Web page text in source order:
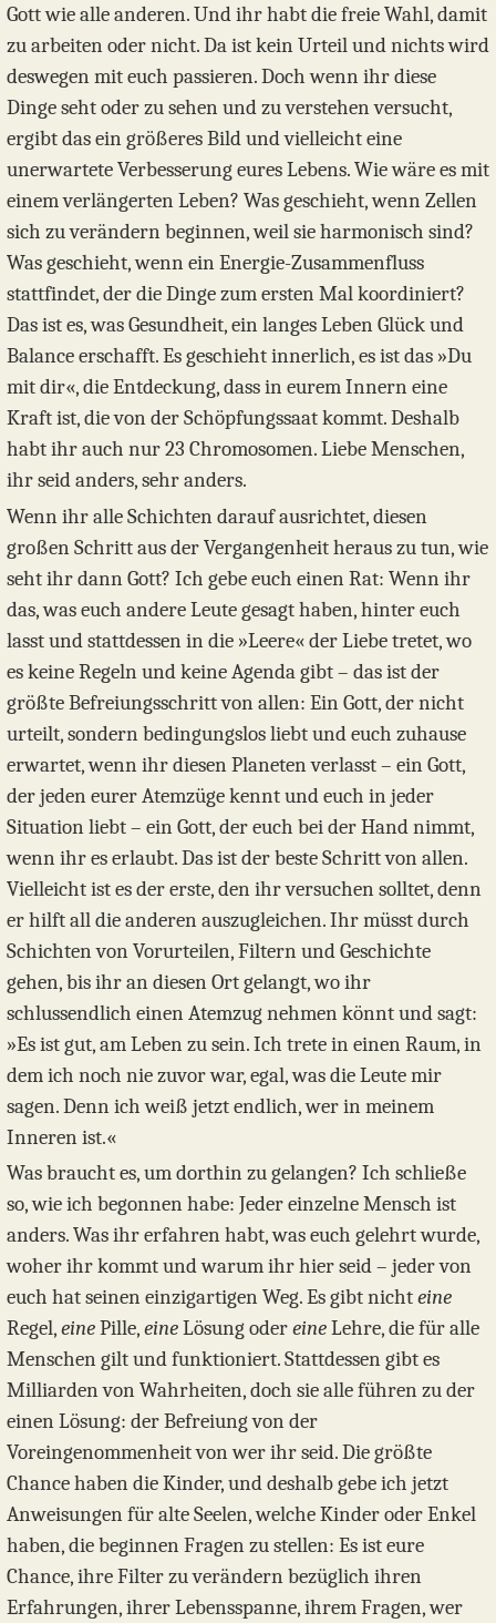
Gott wie alle anderen. Und ihr habt die freie Wahl, damit
zu arbeiten oder nicht. Da ist kein Urteil und nichts wird
deswegen mit euch passieren. Doch wenn ihr diese
Dinge seht oder zu sehen und zu verstehen versucht,
ergibt das ein größeres Bild und vielleicht eine
unerwartete Verbesserung eures Lebens. Wie wäre es mit
einem verlängerten Leben? Was geschieht, wenn Zellen
sich zu verändern beginnen, weil sie harmonisch sind?
Was geschieht, wenn ein Energie-Zusammenfluss
stattfindet, der die Dinge zum ersten Mal koordiniert?
Das ist es, was Gesundheit, ein langes Leben Glück und
Balance erschafft. Es geschieht innerlich, es ist das »Du
mit dir«, die Entdeckung, dass in eurem Innern eine
Kraft ist, die von der Schöpfungssaat kommt. Deshalb
habt ihr auch nur 23 Chromosomen. Liebe Menschen,
ihr seid anders, sehr anders.
Wenn ihr alle Schichten darauf ausrichtet, diesen
großen Schritt aus der Vergangenheit heraus zu tun, wie
seht ihr dann Gott? Ich gebe euch einen Rat: Wenn ihr
das, was euch andere Leute gesagt haben, hinter euch
lasst und stattdessen in die »Leere« der Liebe tretet, wo
es keine Regeln und keine Agenda gibt – das ist der
größte Befreiungsschritt von allen: Ein Gott, der nicht
urteilt, sondern bedingungslos liebt und euch zuhause
erwartet, wenn ihr diesen Planeten verlasst – ein Gott,
der jeden eurer Atemzüge kennt und euch in jeder
Situation liebt – ein Gott, der euch bei der Hand nimmt,
wenn ihr es erlaubt. Das ist der beste Schritt von allen.
Vielleicht ist es der erste, den ihr versuchen solltet, denn
er hilft all die anderen auszugleichen. Ihr müsst durch
Schichten von Vorurteilen, Filtern und Geschichte
gehen, bis ihr an diesen Ort gelangt, wo ihr
schlussendlich einen Atemzug nehmen könnt und sagt:
»Es ist gut, am Leben zu sein. Ich trete in einen Raum, in
dem ich noch nie zuvor war, egal, was die Leute mir
sagen. Denn ich weiß jetzt endlich, wer in meinem
Inneren ist.«
Was braucht es, um dorthin zu gelangen? Ich schließe
so, wie ich begonnen habe: Jeder einzelne Mensch ist
anders. Was ihr erfahren habt, was euch gelehrt wurde,
woher ihr kommt und warum ihr hier seid – jeder von
euch hat seinen einzigartigen Weg. Es gibt nichteine
Regel,einePille,eineLösung odereineLehre, die für alle
Menschen gilt und funktioniert. Stattdessen gibt es
Milliarden von Wahrheiten, doch sie alle führen zu der
einen Lösung: der Befreiung von der
Voreingenommenheit von wer ihr seid. Die größte
Chance haben die Kinder, und deshalb gebe ich jetzt
Anweisungen für alte Seelen, welche Kinder oder Enkel
haben, die beginnen Fragen zu stellen: Es ist eure
Chance, ihre Filter zu verändern bezüglich ihren
Erfahrungen, ihrer Lebensspanne, ihrem Fragen, wer